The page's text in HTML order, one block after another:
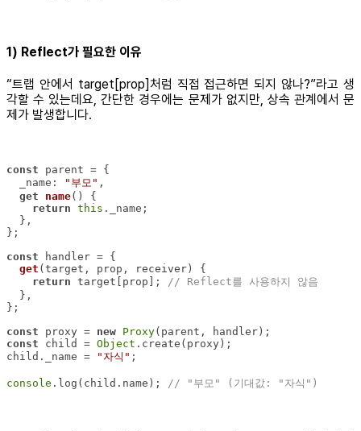
1) Reflect가 필요한 이유
“트랩 안에서 target[prop]처럼 직접 접근하면 되지 않나?”라고 생
각할 수 있는데요, 간단한 경우에는 문제가 없지만, 상속 관계에서 문
제가 발생합니다.
const
_name : "부모"
get
name
return this
const
get ( target, prop, receiver )
return target[prop]; // Reflect를 사용하지 않음
const proxy = new Proxy
const child = Object
child._name =
"자식"
console .log(child.name); // "부모" (기대값: "자식")